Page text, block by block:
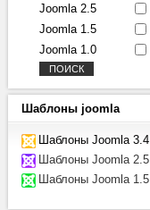
Joomla 2.5
Joomla 1.5
Joomla 1.0
Шаблоны joomla
Шаблоны Joomla 3.4
Шаблоны Joomla 2.5
Шаблоны Joomla 1.5